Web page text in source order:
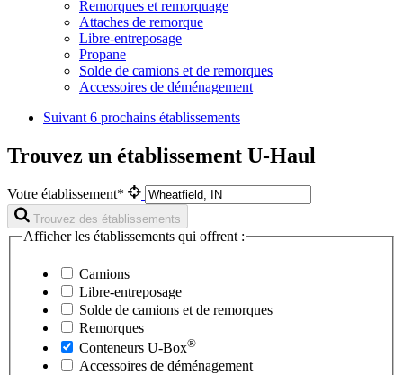
Remorques et remorquage
Attaches de remorque
Libre-entreposage
Propane
Solde de camions et de remorques
Accessoires de déménagement
Suivant 6 prochains établissements
Trouvez un établissement U-Haul
Votre établissement*
Trouvez des établissements
Afficher les établissements qui offrent :
Camions
Libre-entreposage
Solde de camions et de remorques
Remorques
Conteneurs U-Box®
Accessoires de déménagement